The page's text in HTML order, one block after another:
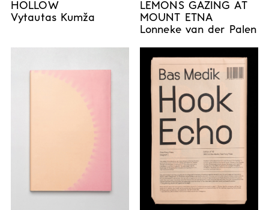
HOLLOW
Vytautas Kumža
LEMONS GAZING AT
MOUNT ETNA
Lonneke van der Palen